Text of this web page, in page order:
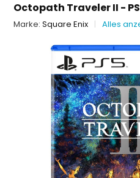
Octopath Traveler II -
Marke:Square Enix Alles